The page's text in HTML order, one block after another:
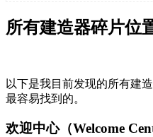
所有建造器碎片位
以下是我目前发现的所有建
最容易找到的。
欢迎中心（Welcome